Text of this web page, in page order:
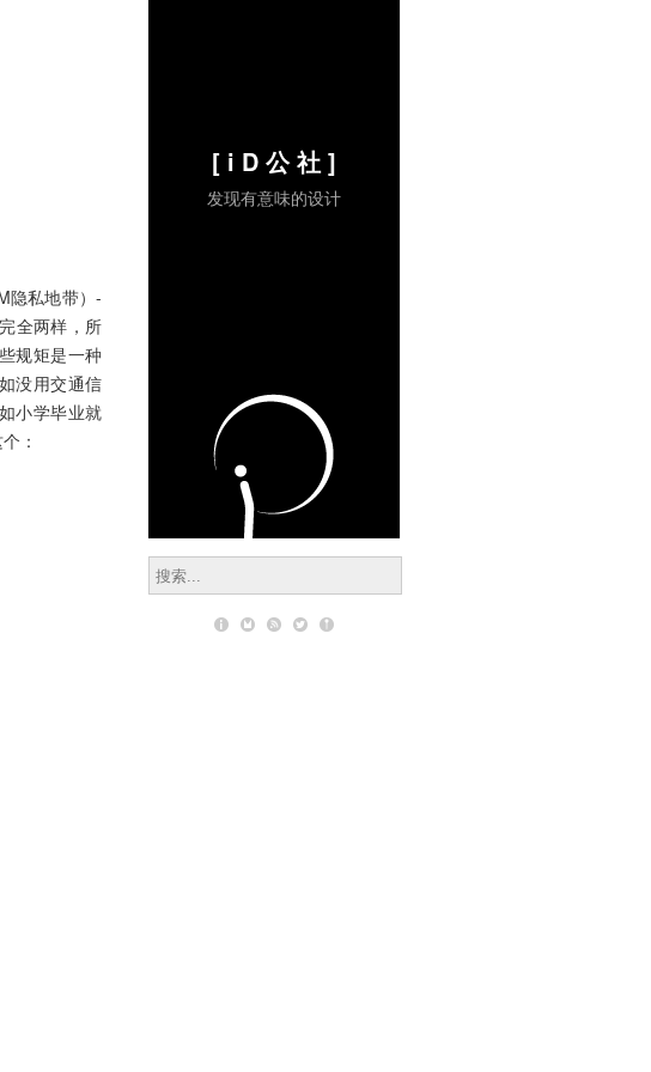
隐私地带）-
全两样，所
规矩是一种
没用交通信
小学毕业就
：
[ i D 公 社 ]
发现有意味的设计